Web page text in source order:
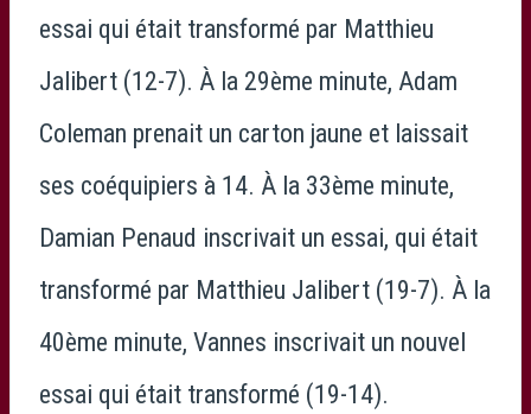
essai qui était transformé par Matthieu
Jalibert (12-7). À la 29ème minute, Adam
Coleman prenait un carton jaune et laissait
ses coéquipiers à 14. À la 33ème minute,
Damian Penaud inscrivait un essai, qui était
transformé par Matthieu Jalibert (19-7). À la
40ème minute, Vannes inscrivait un nouvel
essai qui était transformé (19-14).